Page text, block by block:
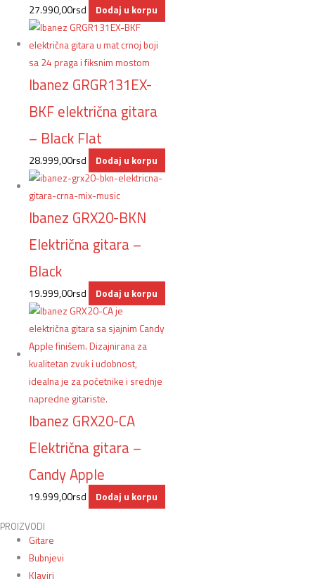
27.990,00rsd Dodaj u korpu
Ibanez GRGR131EX-
BKF električna gitara
– Black Flat
28.999,00rsd Dodaj u korpu
Ibanez GRX20-BKN
Električna gitara –
Black
19.999,00rsd Dodaj u korpu
Ibanez GRX20-CA
Električna gitara –
Candy Apple
19.999,00rsd Dodaj u korpu
PROIZVODI
Gitare
Bubnjevi
Klaviri